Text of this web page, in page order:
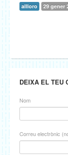
allloro 29 gener
DEIXA EL TEU
Nom
Correu electrònic